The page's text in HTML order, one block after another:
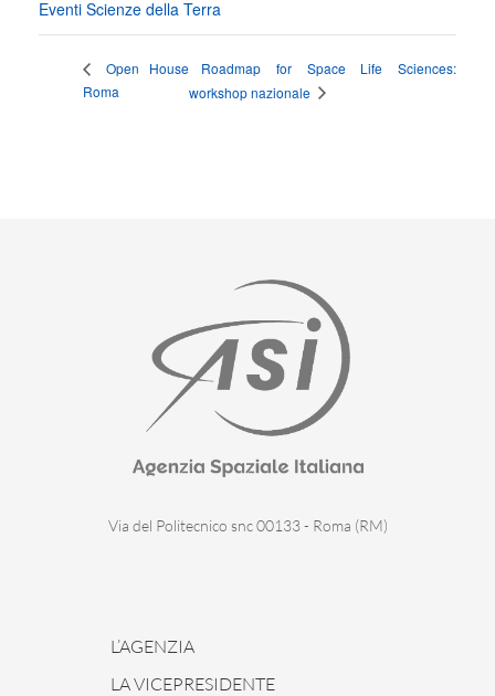
Eventi Scienze della Terra
Open House
Roma
Roadmap for Space Life Sciences:
workshop nazionale
Via del Politecnico snc 00133 - Roma (RM)
L’AGENZIA
LA VICEPRESIDENTE